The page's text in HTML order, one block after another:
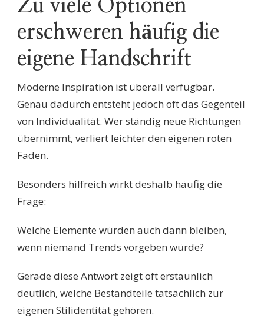
Zu viele Optionen
erschweren häufig die
eigene Handschrift
Moderne Inspiration ist überall verfügbar.
Genau dadurch entsteht jedoch oft das Gegenteil
von Individualität. Wer ständig neue Richtungen
übernimmt, verliert leichter den eigenen roten
Faden.
Besonders hilfreich wirkt deshalb häufig die
Frage:
Welche Elemente würden auch dann bleiben,
wenn niemand Trends vorgeben würde?
Gerade diese Antwort zeigt oft erstaunlich
deutlich, welche Bestandteile tatsächlich zur
eigenen Stilidentität gehören.